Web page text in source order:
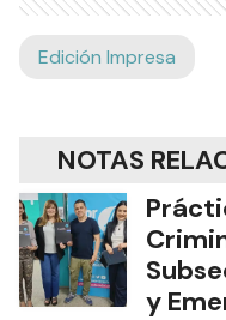
Edición Impresa
NOTAS
y